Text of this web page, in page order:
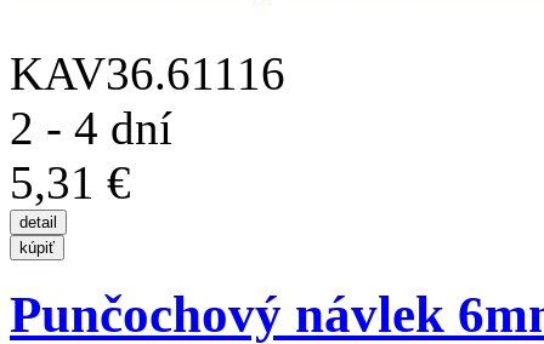
KAV36.61116
2 - 4 dní
5,31 €
Punčochový návlek